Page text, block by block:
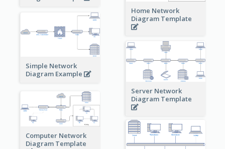
Home Network
Diagram Template
Simple Network
Diagram Example
Server Network
Diagram Template
Computer Network
Diagram Template